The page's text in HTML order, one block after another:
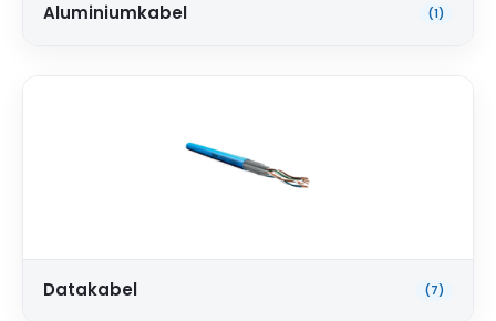
Aluminiumkabel (1)
Datakabel (7)